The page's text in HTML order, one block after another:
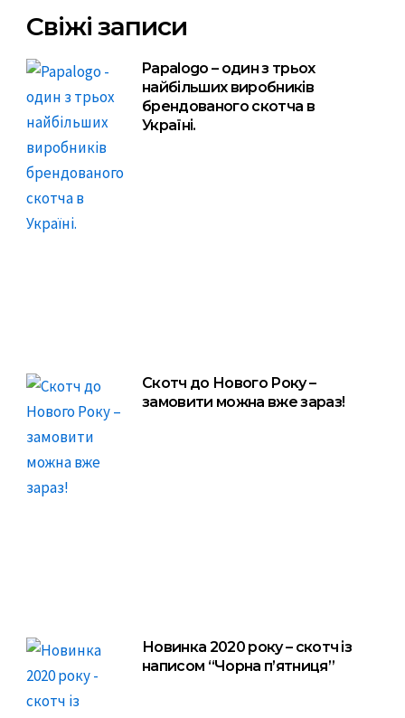
Свіжі записи
Papalogo – один з трьох
найбільших виробників
брендованого скотча в
Україні.
Скотч до Нового Року –
замовити можна вже зараз!
Новинка 2020 року – скотч із
написом “Чорна п’ятниця”